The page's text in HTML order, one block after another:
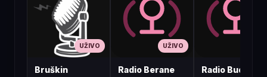
UŽIVO
Bruškin
UŽIVO
Radio Berane Radio Budva